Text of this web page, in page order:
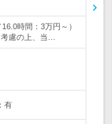
時間：3万円～）
慮の上、当…
有